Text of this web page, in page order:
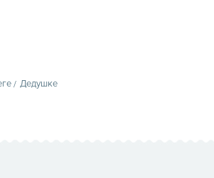
Дедушке